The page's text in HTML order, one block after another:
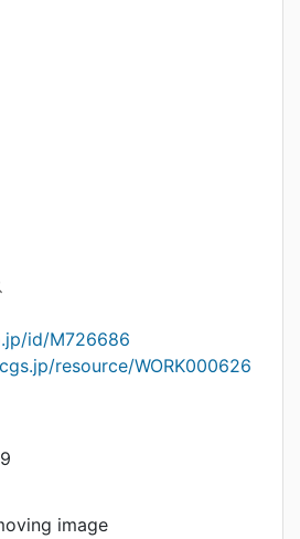
id/M726686
resource/WORK000626
image